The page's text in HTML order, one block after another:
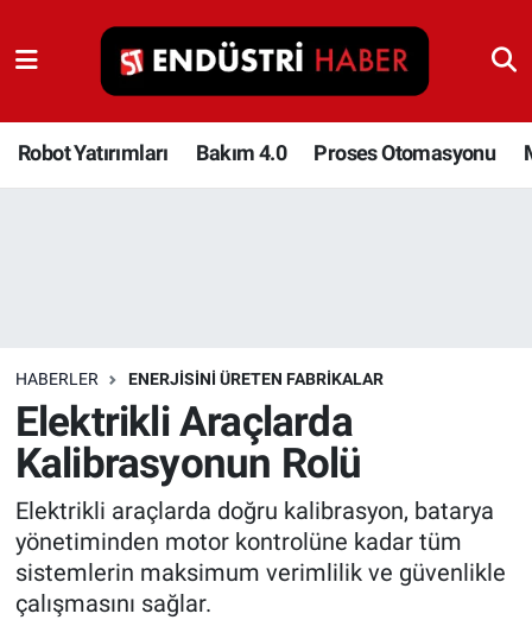
Robot Yatırımları Bakım 4.0 Proses Otomasyonu
HABERLER ENERJISINI ÜRETEN FABRIKALAR
Elektrikli Araçlarda
Kalibrasyonun Rolü
Elektrikli araçlarda doğru kalibrasyon, batarya
yönetiminden motor kontrolüne kadar tüm
sistemlerin maksimum verimlilik ve güvenlikle
çalışmasını sağlar.
Robot Yatırımları
Bakım 4.0
Depolama Çözümleri
İnşaat ve Malzeme
HaberOrtak
EndüstriST